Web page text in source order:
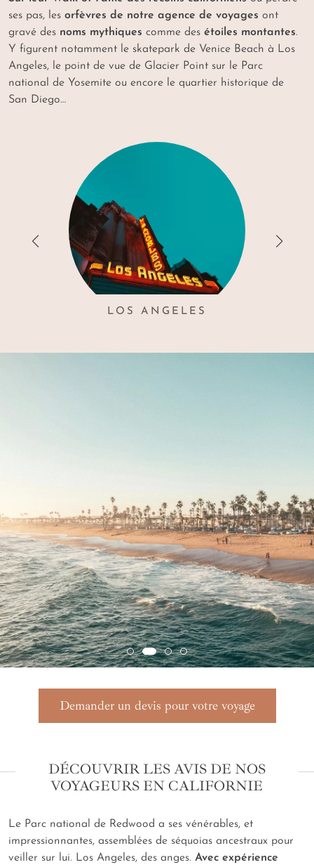
ses pas, les orfèvres de notre agence de voyages ont
gravé des noms mythiques comme des étoiles montantes.
Y figurent notamment le skatepark de Venice Beach à Los
Angeles, le point de vue de Glacier Point sur le Parc
national de Yosemite ou encore le quartier historique de
San Diego…
LOS ANGELES
Demander un devis pour votre voyage
DÉCOUVRIR LES AVIS DE NOS
VOYAGEURS EN CALIFORNIE
Le Parc national de Redwood a ses vénérables, et
impressionnantes, assemblées de séquoias ancestraux pour
veiller sur lui. Los Angeles, des anges. Avec expérience